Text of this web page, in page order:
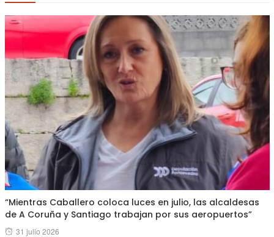
“Mientras Caballero coloca luces en julio, las alcaldesas
de A Coruña y Santiago trabajan por sus aeropuertos”
Posted
31 julio 2026